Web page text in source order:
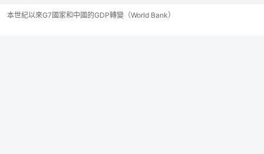
本世紀以來G7國家和中國的GDP轉變（World Bank）